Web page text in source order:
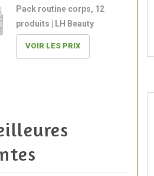
Pack routine corps, 12
produits | LH Beauty
VOIR LES PRIX